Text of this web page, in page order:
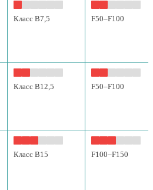
Класс B7,5 F50–F100
Класс B12,5 F50–F100
Класс B15 F100–F150